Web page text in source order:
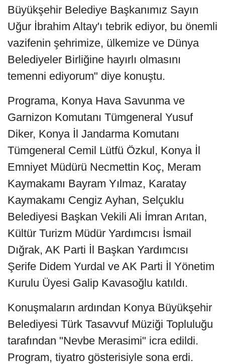
Büyükşehir Belediye Başkanımız Sayın
Uğur İbrahim Altay'ı tebrik ediyor, bu önemli
vazifenin şehrimize, ülkemize ve Dünya
Belediyeler Birliğine hayırlı olmasını
temenni ediyorum" diye konuştu.
Programa, Konya Hava Savunma ve
Garnizon Komutanı Tümgeneral Yusuf
Diker, Konya İl Jandarma Komutanı
Tümgeneral Cemil Lütfü Özkul, Konya İl
Emniyet Müdürü Necmettin Koç, Meram
Kaymakamı Bayram Yılmaz, Karatay
Kaymakamı Cengiz Ayhan, Selçuklu
Belediyesi Başkan Vekili Ali İmran Arıtan,
Kültür Turizm Müdür Yardımcısı İsmail
Dığrak, AK Parti İl Başkan Yardımcısı
Şerife Didem Yurdal ve AK Parti İl Yönetim
Kurulu Üyesi Galip Kavasoğlu katıldı.
Konuşmaların ardından Konya Büyükşehir
Belediyesi Türk Tasavvuf Müziği Topluluğu
tarafından "Nevbe Merasimi" icra edildi.
Program, tiyatro gösterisiyle sona erdi.